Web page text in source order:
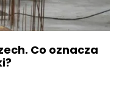
Co oznacza